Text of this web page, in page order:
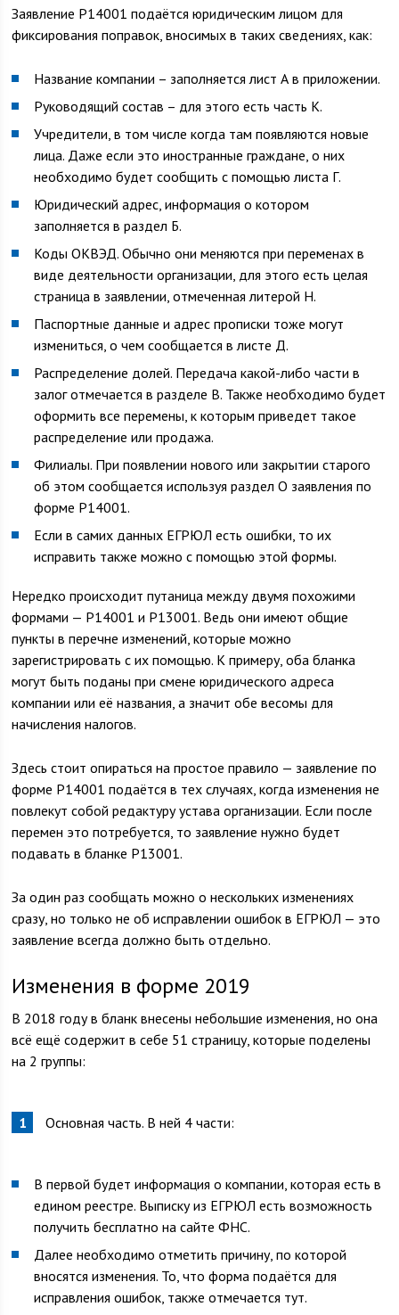
Заявление Р14001 подаётся юридическим лицом для
фиксирования поправок, вносимых в таких сведениях, как:
Название компании – заполняется лист А в приложении.
Руководящий состав – для этого есть часть К.
Учредители, в том числе когда там появляются новые
лица. Даже если это иностранные граждане, о них
необходимо будет сообщить с помощью листа Г.
Юридический адрес, информация о котором
заполняется в раздел Б.
Коды ОКВЭД. Обычно они меняются при переменах в
виде деятельности организации, для этого есть целая
страница в заявлении, отмеченная литерой Н.
Паспортные данные и адрес прописки тоже могут
измениться, о чем сообщается в листе Д.
Распределение долей. Передача какой-либо части в
залог отмечается в разделе В. Также необходимо будет
оформить все перемены, к которым приведет такое
распределение или продажа.
Филиалы. При появлении нового или закрытии старого
об этом сообщается используя раздел О заявления по
форме Р14001.
Если в самих данных ЕГРЮЛ есть ошибки, то их
исправить также можно с помощью этой формы.
Нередко происходит путаница между двумя похожими
формами — Р14001 и Р13001. Ведь они имеют общие
пункты в перечне изменений, которые можно
зарегистрировать с их помощью. К примеру, оба бланка
могут быть поданы при смене юридического адреса
компании или её названия, а значит обе весомы для
начисления налогов.
Здесь стоит опираться на простое правило — заявление по
форме Р14001 подаётся в тех случаях, когда изменения не
повлекут собой редактуру устава организации. Если после
перемен это потребуется, то заявление нужно будет
подавать в бланке Р13001.
За один раз сообщать можно о нескольких изменениях
сразу, но только не об исправлении ошибок в ЕГРЮЛ — это
заявление всегда должно быть отдельно.
Изменения в форме 2019
В 2018 году в бланк внесены небольшие изменения, но она
всё ещё содержит в себе 51 страницу, которые поделены
на 2 группы:
Основная часть. В ней 4 части:
В первой будет информация о компании, которая есть в
едином реестре. Выписку из ЕГРЮЛ есть возможность
получить бесплатно на сайте ФНС.
Далее необходимо отметить причину, по которой
вносятся изменения. То, что форма подаётся для
исправления ошибок, также отмечается тут.